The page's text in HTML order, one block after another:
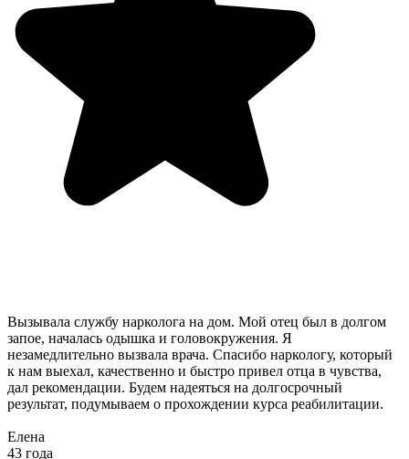
Вызывала службу нарколога на дом. Мой отец был в долгом
запое, началась одышка и головокружения. Я
незамедлительно вызвала врача. Спасибо наркологу, который
к нам выехал, качественно и быстро привел отца в чувства,
дал рекомендации. Будем надеяться на долгосрочный
результат, подумываем о прохождении курса реабилитации.
Елена
43 года